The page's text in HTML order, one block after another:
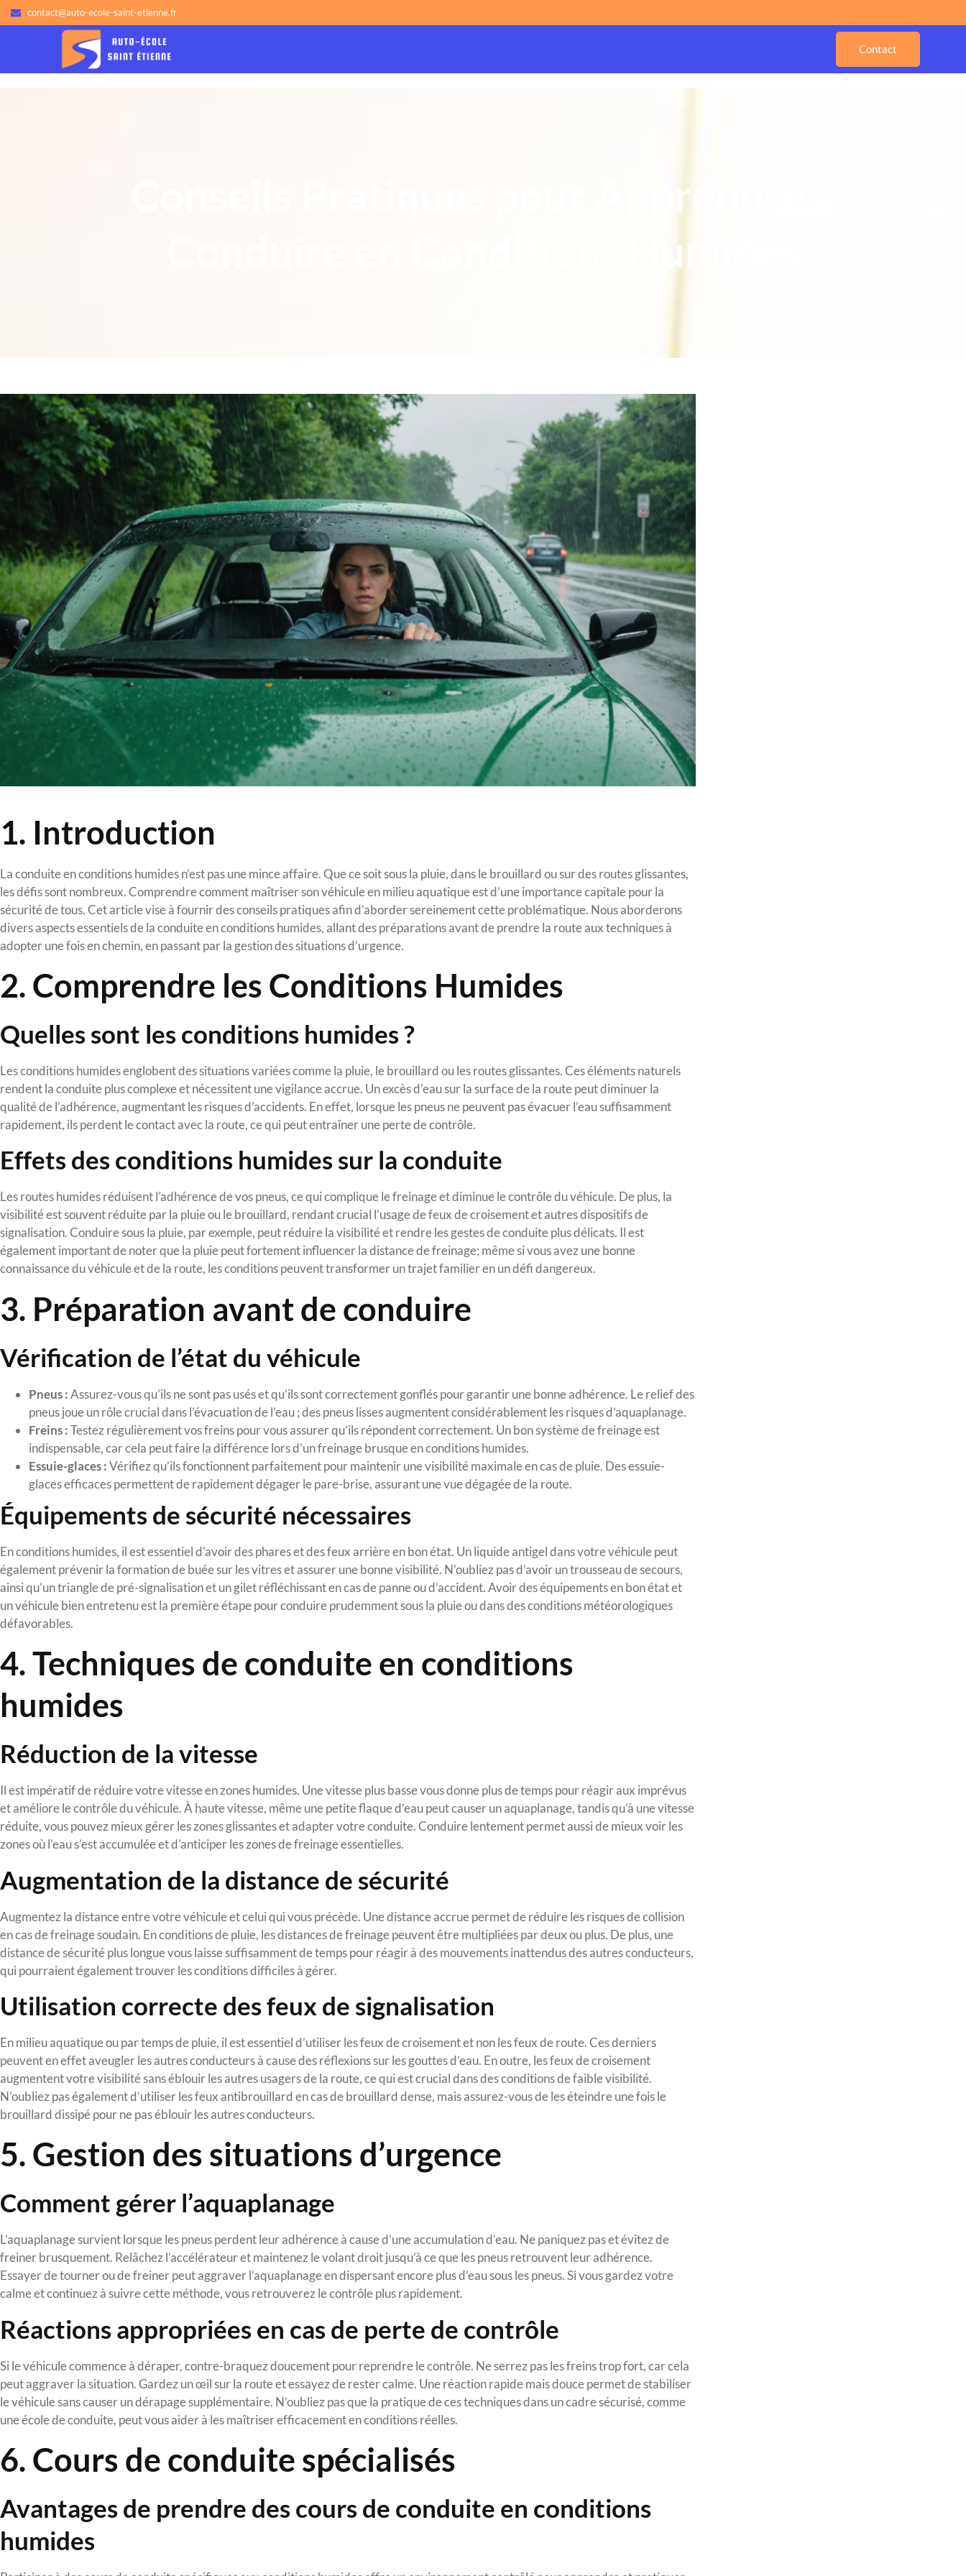
contact@auto-ecole-saint-etienne.fr
Contact
Conseils Pratiques pour Apprendre à
Conduire en Conditions Humides
1. Introduction
La conduite en conditions humides n’est pas une mince affaire. Que ce soit sous la pluie, dans le brouillard ou sur des routes glissantes,
les défis sont nombreux. Comprendre comment maîtriser son véhicule en milieu aquatique est d’une importance capitale pour la
sécurité de tous. Cet article vise à fournir des conseils pratiques afin d’aborder sereinement cette problématique. Nous aborderons
divers aspects essentiels de la conduite en conditions humides, allant des préparations avant de prendre la route aux techniques à
adopter une fois en chemin, en passant par la gestion des situations d’urgence.
2. Comprendre les Conditions Humides
Quelles sont les conditions humides ?
Les conditions humides englobent des situations variées comme la pluie, le brouillard ou les routes glissantes. Ces éléments naturels
rendent la conduite plus complexe et nécessitent une vigilance accrue. Un excès d’eau sur la surface de la route peut diminuer la
qualité de l’adhérence, augmentant les risques d’accidents. En effet, lorsque les pneus ne peuvent pas évacuer l’eau suffisamment
rapidement, ils perdent le contact avec la route, ce qui peut entraîner une perte de contrôle.
Effets des conditions humides sur la conduite
Les routes humides réduisent l’adhérence de vos pneus, ce qui complique le freinage et diminue le contrôle du véhicule. De plus, la
visibilité est souvent réduite par la pluie ou le brouillard, rendant crucial l’usage de feux de croisement et autres dispositifs de
signalisation. Conduire sous la pluie, par exemple, peut réduire la visibilité et rendre les gestes de conduite plus délicats. Il est
également important de noter que la pluie peut fortement influencer la distance de freinage; même si vous avez une bonne
connaissance du véhicule et de la route, les conditions peuvent transformer un trajet familier en un défi dangereux.
3. Préparation avant de conduire
Vérification de l’état du véhicule
Pneus :Assurez-vous qu’ils ne sont pas usés et qu’ils sont correctement gonflés pour garantir une bonne adhérence. Le relief des
pneus joue un rôle crucial dans l’évacuation de l’eau ; des pneus lisses augmentent considérablement les risques d’aquaplanage.
Freins :Testez régulièrement vos freins pour vous assurer qu’ils répondent correctement. Un bon système de freinage est
indispensable, car cela peut faire la différence lors d’un freinage brusque en conditions humides.
Essuie-glaces :Vérifiez qu’ils fonctionnent parfaitement pour maintenir une visibilité maximale en cas de pluie. Des essuie-
glaces efficaces permettent de rapidement dégager le pare-brise, assurant une vue dégagée de la route.
Équipements de sécurité nécessaires
En conditions humides, il est essentiel d’avoir des phares et des feux arrière en bon état. Un liquide antigel dans votre véhicule peut
également prévenir la formation de buée sur les vitres et assurer une bonne visibilité. N’oubliez pas d’avoir un trousseau de secours,
ainsi qu’un triangle de pré-signalisation et un gilet réfléchissant en cas de panne ou d’accident. Avoir des équipements en bon état et
un véhicule bien entretenu est la première étape pour conduire prudemment sous la pluie ou dans des conditions météorologiques
défavorables.
4. Techniques de conduite en conditions
humides
Réduction de la vitesse
Il est impératif de réduire votre vitesse en zones humides. Une vitesse plus basse vous donne plus de temps pour réagir aux imprévus
et améliore le contrôle du véhicule. À haute vitesse, même une petite flaque d’eau peut causer un aquaplanage, tandis qu’à une vitesse
réduite, vous pouvez mieux gérer les zones glissantes et adapter votre conduite. Conduire lentement permet aussi de mieux voir les
zones où l’eau s’est accumulée et d’anticiper les zones de freinage essentielles.
Augmentation de la distance de sécurité
Augmentez la distance entre votre véhicule et celui qui vous précède. Une distance accrue permet de réduire les risques de collision
en cas de freinage soudain. En conditions de pluie, les distances de freinage peuvent être multipliées par deux ou plus. De plus, une
distance de sécurité plus longue vous laisse suffisamment de temps pour réagir à des mouvements inattendus des autres conducteurs,
qui pourraient également trouver les conditions difficiles à gérer.
Utilisation correcte des feux de signalisation
En milieu aquatique ou par temps de pluie, il est essentiel d’utiliser les feux de croisement et non les feux de route. Ces derniers
peuvent en effet aveugler les autres conducteurs à cause des réflexions sur les gouttes d’eau. En outre, les feux de croisement
augmentent votre visibilité sans éblouir les autres usagers de la route, ce qui est crucial dans des conditions de faible visibilité.
N’oubliez pas également d’utiliser les feux antibrouillard en cas de brouillard dense, mais assurez-vous de les éteindre une fois le
brouillard dissipé pour ne pas éblouir les autres conducteurs.
5. Gestion des situations d’urgence
Comment gérer l’aquaplanage
L’aquaplanage survient lorsque les pneus perdent leur adhérence à cause d’une accumulation d’eau. Ne paniquez pas et évitez de
freiner brusquement. Relâchez l’accélérateur et maintenez le volant droit jusqu’à ce que les pneus retrouvent leur adhérence.
Essayer de tourner ou de freiner peut aggraver l’aquaplanage en dispersant encore plus d’eau sous les pneus. Si vous gardez votre
calme et continuez à suivre cette méthode, vous retrouverez le contrôle plus rapidement.
Réactions appropriées en cas de perte de contrôle
Si le véhicule commence à déraper, contre-braquez doucement pour reprendre le contrôle. Ne serrez pas les freins trop fort, car cela
peut aggraver la situation. Gardez un œil sur la route et essayez de rester calme. Une réaction rapide mais douce permet de stabiliser
le véhicule sans causer un dérapage supplémentaire. N’oubliez pas que la pratique de ces techniques dans un cadre sécurisé, comme
une école de conduite, peut vous aider à les maîtriser efficacement en conditions réelles.
6. Cours de conduite spécialisés
Avantages de prendre des cours de conduite en conditions
humides